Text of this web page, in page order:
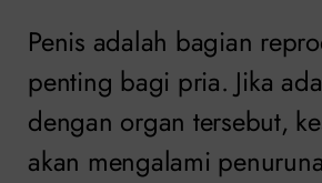
Penis adalah bagian
penting bagi pria. Jika
dengan organ tersebut,
akan mengalami